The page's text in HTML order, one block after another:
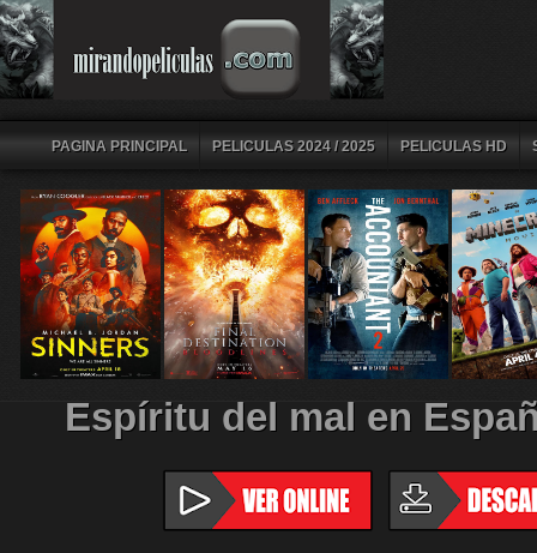
PAGINA PRINCIPAL PELICULAS 2024 / 2025 PELICULAS HD
Espíritu del mal en